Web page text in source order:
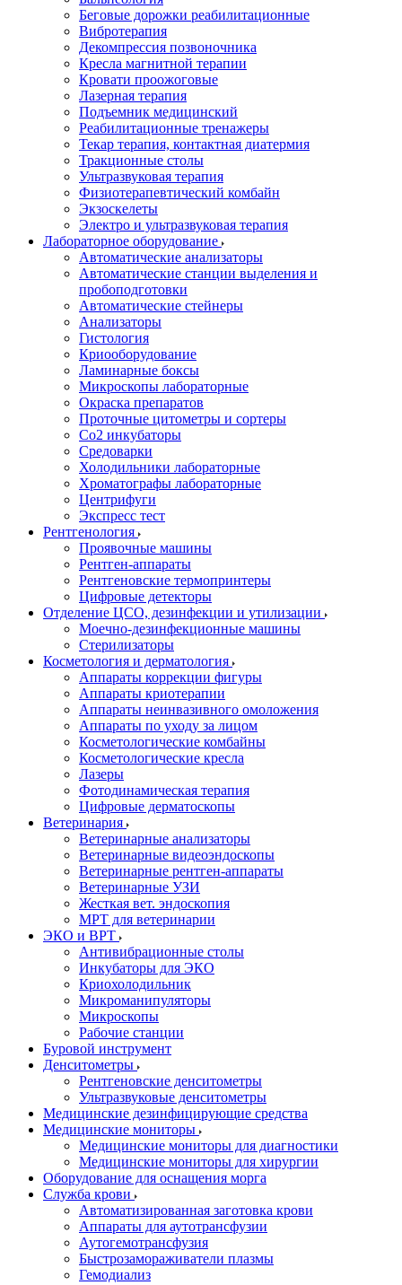
Беговые дорожки реабилитационные
Вибротерапия
Декомпрессия позвоночника
Кресла магнитной терапии
Кровати проожоговые
Лазерная терапия
Подъемник медицинский
Реабилитационные тренажеры
Текар терапия, контактная диатермия
Тракционные столы
Ультразвуковая терапия
Физиотерапевтический комбайн
Экзоскелеты
Электро и ультразвуковая терапия
Лабораторное оборудование
Автоматические анализаторы
Автоматические станции выделения и
пробоподготовки
Автоматические стейнеры
Анализаторы
Гистология
Криооборудование
Ламинарные боксы
Микроскопы лабораторные
Окраска препаратов
Проточные цитометры и сортеры
Со2 инкубаторы
Средоварки
Холодильники лабораторные
Хроматографы лабораторные
Центрифуги
Экспресс тест
Рентгенология
Проявочные машины
Рентген-аппараты
Рентгеновские термопринтеры
Цифровые детекторы
Отделение ЦСО, дезинфекции и утилизации
Моечно-дезинфекционные машины
Стерилизаторы
Косметология и дерматология
Аппараты коррекции фигуры
Аппараты криотерапии
Аппараты неинвазивного омоложения
Аппараты по уходу за лицом
Косметологические комбайны
Косметологические кресла
Лазеры
Фотодинамическая терапия
Цифровые дерматоскопы
Ветеринария
Ветеринарные анализаторы
Ветеринарные видеоэндоскопы
Ветеринарные рентген-аппараты
Ветеринарные УЗИ
Жесткая вет. эндоскопия
МРТ для ветеринарии
ЭКО и ВРТ
Антивибрационные столы
Инкубаторы для ЭКО
Криохолодильник
Микроманипуляторы
Микроскопы
Рабочие станции
Буровой инструмент
Денситометры
Рентгеновские денситометры
Ультразвуковые денситометры
Медицинские дезинфицирующие средства
Медицинские мониторы
Медицинские мониторы для диагностики
Медицинские мониторы для хирургии
Оборудование для оснащения морга
Служба крови
Автоматизированная заготовка крови
Аппараты для аутотрансфузии
Аутогемотрансфузия
Быстрозамораживатели плазмы
Гемодиализ